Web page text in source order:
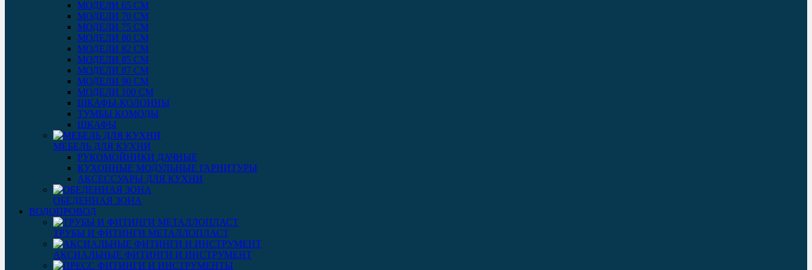
МОДЕЛИ 65 СМ
МОДЕЛИ 70 СМ
МОДЕЛИ 75 СМ
МОДЕЛИ 80 СМ
МОДЕЛИ 82 СМ
МОДЕЛИ 85 СМ
МОДЕЛИ 87 СМ
МОДЕЛИ 90 СМ
МОДЕЛИ 100 СМ
ШКАФЫ-КОЛОННЫ
ТУМБЫ КОМОДЫ
ШКАФЫ
МЕБЕЛЬ ДЛЯ КУХНИ
РУКОМОЙНИКИ ДАЧНЫЕ
КУХОННЫЕ МОДУЛЬНЫЕ ГАРНИТУРЫ
АКСЕССУАРЫ ДЛЯ КУХНИ
ОБЕДЕННАЯ ЗОНА
ВОДОПРОВОД
ТРУБЫ И ФИТИНГИ МЕТАЛЛОПЛАСТ
АКСИАЛЬНЫЕ ФИТИНГИ И ИНСТРУМЕНТ